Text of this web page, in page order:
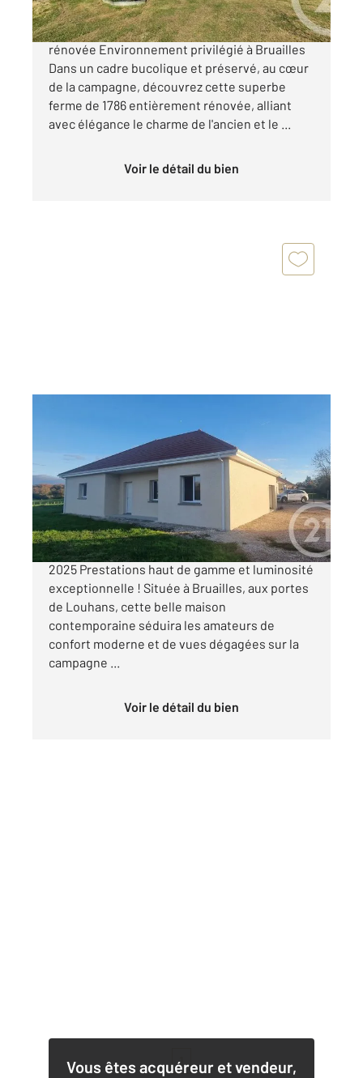
Propriété de caractère Ferme de charme
rénovée Environnement privilégié à Bruailles
Dans un cadre bucolique et préservé, au cœur
de la campagne, découvrez cette superbe
ferme de 1786 entièrement rénovée, alliant
avec élégance le charme de l'ancien et le ...
Voir le détail du bien
Maison à vendre
229 000 €
A vendre dans votre agence - Maison neuve de
2025 Prestations haut de gamme et luminosité
exceptionnelle ! Située à Bruailles, aux portes
de Louhans, cette belle maison
contemporaine séduira les amateurs de
confort moderne et de vues dégagées sur la
campagne ...
Voir le détail du bien
Vous êtes acquéreur et vendeur,
1